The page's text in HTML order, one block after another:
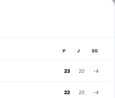
P J SG
23 20 -4
22 20 -4